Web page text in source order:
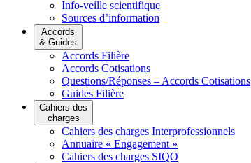
Info-veille scientifique
Sources d’information
Accords
& Guides
Accords Filière
Accords Cotisations
Questions/Réponses – Accords Cotisations
Guides Filière
Cahiers des
charges
Cahiers des charges Interprofessionnels
Annuaire « Engagement »
Cahiers des charges SIQO